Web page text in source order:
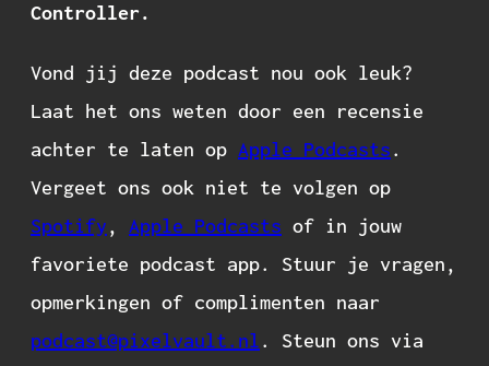
Controller.
Vond jij deze podcast nou ook leuk?
Laat het ons weten door een recensie
achter te laten op Apple Podcasts.
Vergeet ons ook niet te volgen op
Spotify, Apple Podcasts of in jouw
favoriete podcast app. Stuur je vragen,
opmerkingen of complimenten naar
podcast@pixelvault.nl. Steun ons via